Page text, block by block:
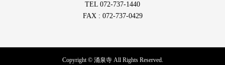
TEL 072-737-1440
FAX : 072-737-0429
Copyright © 涌泉寺 All Rights Reserved.